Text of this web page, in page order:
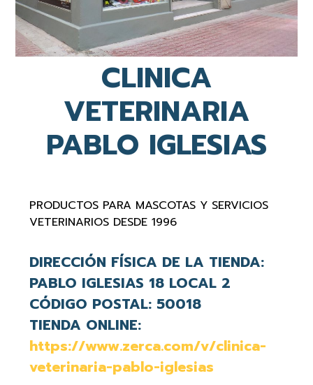
CLINICA
VETERINARIA
PABLO IGLESIAS
PRODUCTOS PARA MASCOTAS Y SERVICIOS
VETERINARIOS DESDE 1996
DIRECCIÓN FÍSICA DE LA TIENDA:
PABLO IGLESIAS 18 LOCAL 2
CÓDIGO POSTAL: 50018
TIENDA ONLINE:
https://www.zerca.com/v/clinica-
veterinaria-pablo-iglesias